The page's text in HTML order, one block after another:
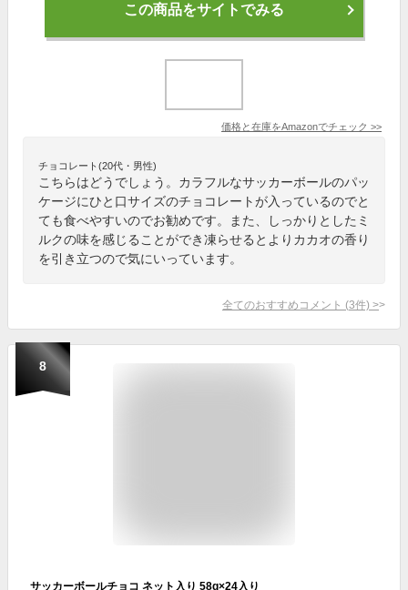
この商品をサイトでみる
価格と在庫をAmazonでチェック >>
チョコレート(20代・男性)
こちらはどうでしょう。カラフルなサッカーボールのパッ
ケージにひと口サイズのチョコレートが入っているのでと
ても食べやすいのでお勧めです。また、しっかりとしたミ
ルクの味を感じることができ凍らせるとよりカカオの香り
を引き立つので気にいっています。
全てのおすすめコメント (3件) >
8
サッカーボールチョコ ネット入り 58g×24入り